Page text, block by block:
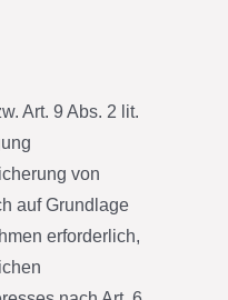
Art. 9 Abs. 2 lit.
von
auf Grundlage
erforderlich,